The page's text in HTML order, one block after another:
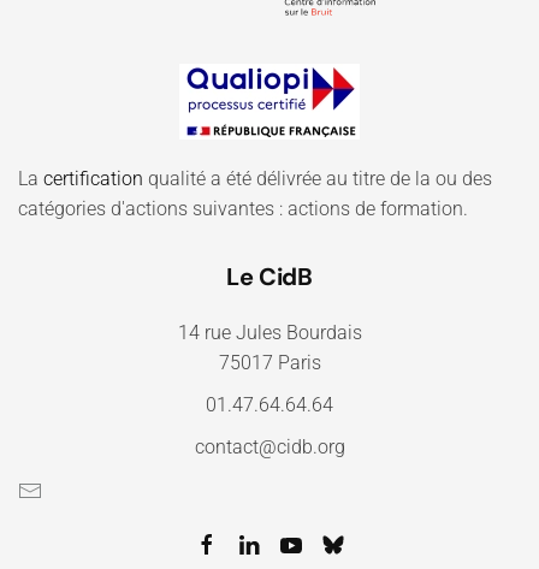
La certification qualité a été délivrée au titre de la ou des
catégories d'actions suivantes : actions de formation.
Le CidB
14 rue Jules Bourdais
75017 Paris
01.47.64.64.64
contact@cidb.org